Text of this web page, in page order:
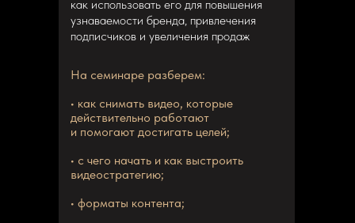
как использовать его для повышения
узнаваемости бренда, привлечения
подписчиков и увеличения продаж
На семинаре разберем:
• как снимать видео, которые
действительно работают
и помогают достигать целей;
• с чего начать и как выстроить
видеостратегию;
• форматы контента;